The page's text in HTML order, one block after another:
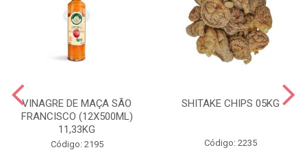
VINAGRE DE MAÇA SÃO
FRANCISCO (12X500ML)
11,33KG
Código: 2195
SHITAKE CHIPS 05KG
Código: 2235